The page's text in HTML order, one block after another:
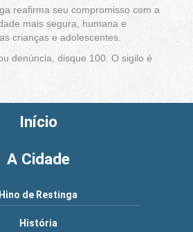
reafirma seu compromisso com a
mais segura, humana e
crianças e adolescentes.
denúncia, disque 100. O sigilo é
Início
A Cidade
Hino de Restinga
História